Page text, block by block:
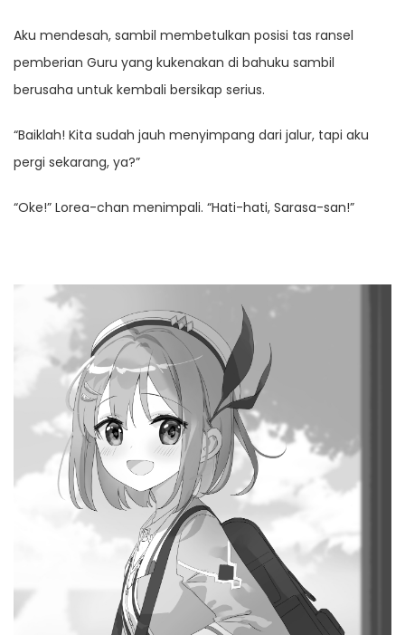
Aku mendesah, sambil membetulkan posisi tas ransel
pemberian Guru yang kukenakan di bahuku sambil
berusaha untuk kembali bersikap serius.
“Baiklah! Kita sudah jauh menyimpang dari jalur, tapi aku
pergi sekarang, ya?”
“Oke!” Lorea-chan menimpali. “Hati-hati, Sarasa-san!”